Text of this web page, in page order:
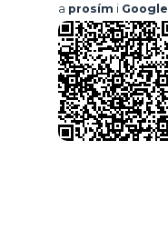
a prosím i Google